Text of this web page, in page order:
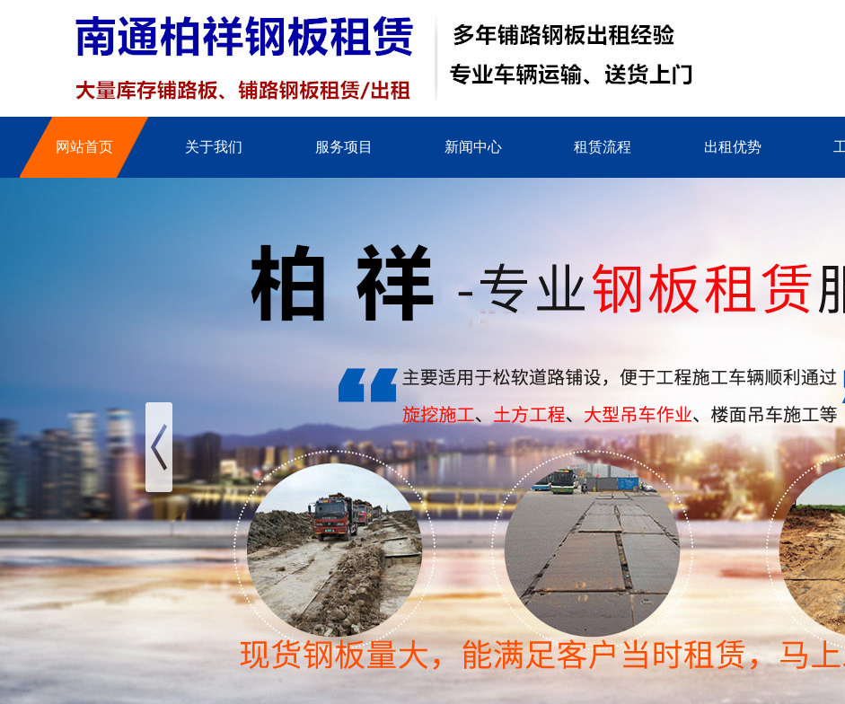
网站首页 关于我们 服务项目 新闻中心 租赁流程 出租优势